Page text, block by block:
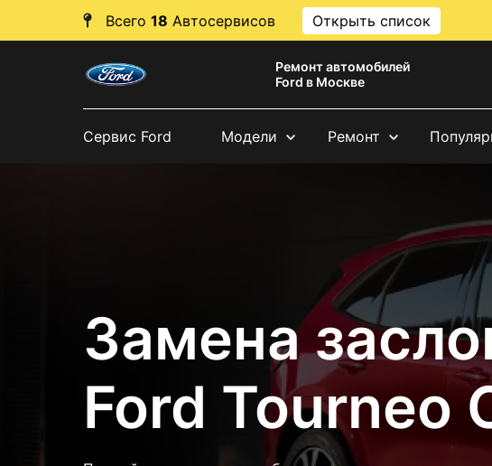
Всего 18 Автосервисов Открыть список
Ремонт автомобилей
Ford в Москве
Сервис Ford Модели Ремонт
Замена
Ford Tourneo